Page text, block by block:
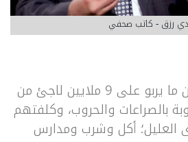
رزق - كاتب صحفي
لن نتحدث عن احتضان ما يربو على 9 ملايين لاجئ من
بالصراعات والحروب، وكلفتهم
العليل؛ أكل وشرب ومدارس